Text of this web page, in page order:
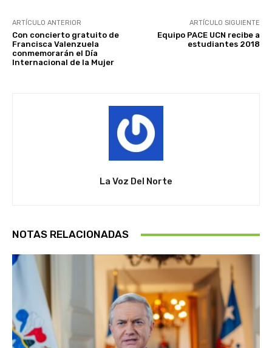
ARTÍCULO ANTERIOR
Con concierto gratuito de
Francisca Valenzuela
conmemorarán el Día
Internacional de la Mujer
ARTÍCULO SIGUIENTE
Equipo PACE UCN recibe a
estudiantes 2018
La Voz Del Norte
NOTAS RELACIONADAS